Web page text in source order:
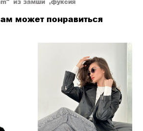
из замши ,фуксия
может понравиться